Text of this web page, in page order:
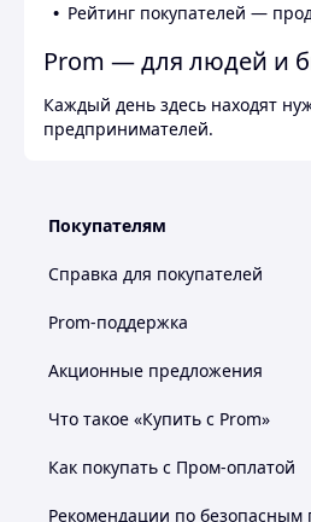
Рейтинг покупателей —
Prom — для людей и
Каждый день здесь находят
предпринимателей.
Покупателям
Справка для покупателей
Prom-поддержка
Акционные предложения
Что такое «Купить с Prom»
Как покупать с Пром-оплатой
Рекомендации по безопасным